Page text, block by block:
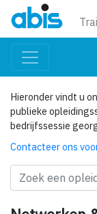
Hieronder vindt u
publieke
bedrijfssessie
Contacteer ons